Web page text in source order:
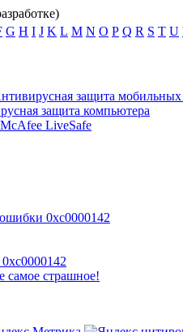
G H I J K L M N O P Q R S T U
защита мобильных
защита компьютера
LiveSafe
0xc0000142
самое страшное!